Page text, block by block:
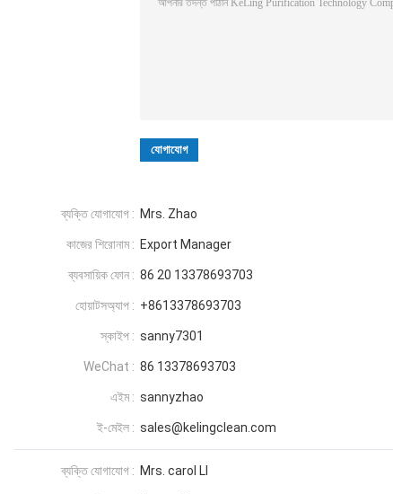
ব্যক্তি যোগাযোগ : Mrs. Zhao
কাজের শিরোনাম : Export Manager
ব্যবসায়িক ফোন : 86 20 13378693703
হোয়াটসঅ্যাপ : +8613378693703
স্কাইপ : sanny7301
WeChat : 86 13378693703
এইম : sannyzhao
ই-মেইল : sales@kelingclean.com
ব্যক্তি যোগাযোগ : Mrs. carol LI